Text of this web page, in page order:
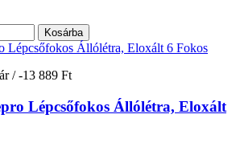
Kosárba
/ -13 889 Ft
Lépcsőfokos Állólétra, Eloxált